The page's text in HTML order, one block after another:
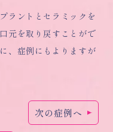
ラントとセラミックを
元を取り戻すことがで
、症例にもよりますが
次の症例へ